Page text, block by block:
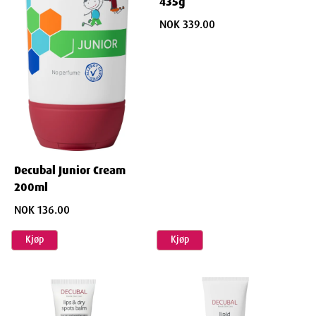
Dimensjoner
Width
Height
Depth
Weight
Decubal Junior Cream
200ml
NOK 136.00
Kjøp
NOK 339.00
Kjøp